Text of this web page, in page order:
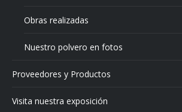
Obras realizadas
Nuestro polvero en fotos
Proveedores y Productos
Visita nuestra exposición